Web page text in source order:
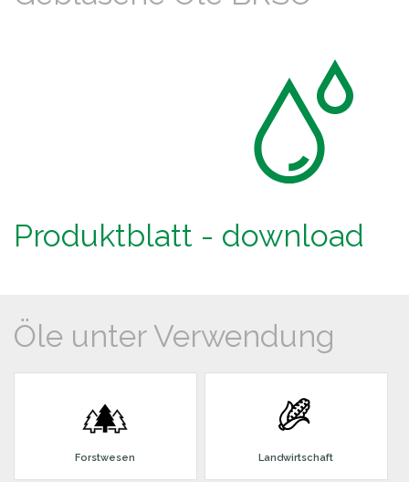
Produktblatt - download
Öle unter Verwendung
Forstwesen Landwirtschaft